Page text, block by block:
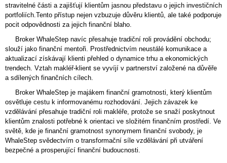
stravitelné části a zajišťují klientům jasnou představu o jejich investičních
portfoliích.Tento přístup nejen vzbuzuje důvěru klientů, ale také podporuje
pocit odpovědnosti za jejich finanční blaho.
Broker WhaleStep navíc přesahuje tradiční roli provádění obchodu;
slouží jako finanční mentoři. Prostřednictvím neustálé komunikace a
aktualizací získávají klienti přehled o dynamice trhu a ekonomických
trendech. Vztah makléř-klient se vyvíjí v partnerství založené na důvěře
a sdílených finančních cílech.
Broker WhaleStep je majákem finanční gramotnosti, který klientům
osvětluje cestu k informovanému rozhodování. Jejich závazek ke
vzdělávání přesahuje tradiční roli makléře, protože se snaží poskytnout
klientům znalosti potřebné k orientaci ve složitém finančním prostředí. Ve
světě, kde je finanční gramotnost synonymem finanční svobody, je
WhaleStep svědectvím o transformační síle vzdělávání při utváření
bezpečné a prosperující finanční budoucnosti.